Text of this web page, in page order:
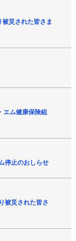
災された皆さま
エム健康保険組
停止のおしらせ
被災された皆さ